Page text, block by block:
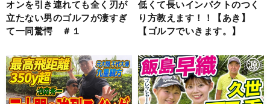
オンを引き連れても全く刃が
立たない男のゴルフが凄すぎ
て一同驚愕 ＃１
低くて長いインパクトのつく
り方教えます！！【あき】
【ゴルフでいきます。】